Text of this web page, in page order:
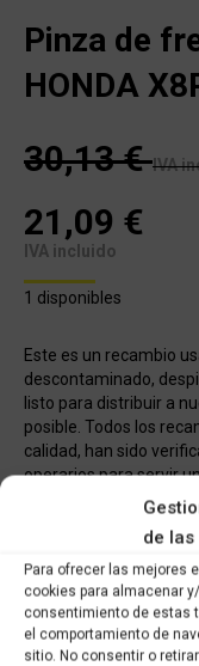
de
Para ofrecer las mejores
cookies para almacenar
consentimiento de estas
el comportamiento de
sitio. No consentir o
Pinza de
HONDA
30,13€ IVA
21,09 €
IVA incluido
1 disponibles
Este es un recambio
descontaminado,
listo para distribuir a
posible. Todos los
calidad, han sido
operarios para servir
COMPRAR
Categorías:Recambios